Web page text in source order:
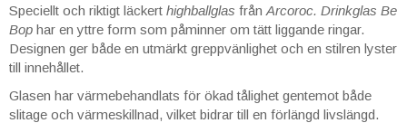
Speciellt och riktigt läckert highballglas från Arcoroc. Drinkglas Be
Bop har en yttre form som påminner om tätt liggande ringar.
Designen ger både en utmärkt greppvänlighet och en stilren lyster
till innehållet.
Glasen har värmebehandlats för ökad tålighet gentemot både
slitage och värmeskillnad, vilket bidrar till en förlängd livslängd.